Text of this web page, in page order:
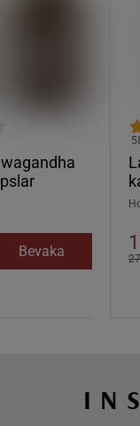
Bevaka